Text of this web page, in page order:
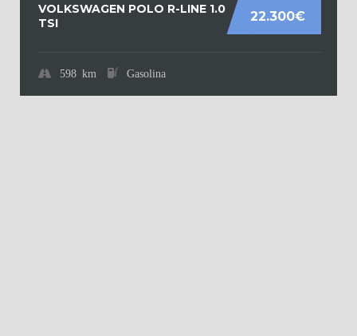
22.300€
VOLKSWAGEN POLO R-LINE 1.0
TSI
598 km Gasolina